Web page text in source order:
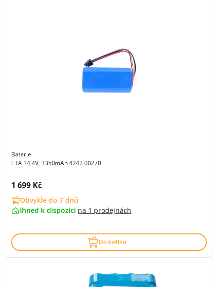
Baterie
ETA 14,4V, 3350mAh 4242 00270
Cena s DPH:
1 699 Kč
Obvykle do 7 dnů
ihned k dispozici na 1 prodejnách
Do košíku